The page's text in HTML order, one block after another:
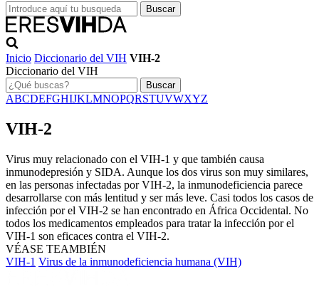
Inicio Diccionario del VIH VIH-2
Diccionario del VIH
Buscar
ABCDEFGHIJKLMNOPQRSTUVWXYZ
VIH-2
Virus muy relacionado con el VIH-1 y que también causa
inmunodepresión y SIDA. Aunque los dos virus son muy similares,
en las personas infectadas por VIH-2, la inmunodeficiencia parece
desarrollarse con más lentitud y ser más leve. Casi todos los casos de
infección por el VIH-2 se han encontrado en África Occidental. No
todos los medicamentos empleados para tratar la infección por el
VIH-1 son eficaces contra el VIH-2.
VÉASE TEAMBIÉN
VIH-1 Virus de la inmunodeficiencia humana (VIH)